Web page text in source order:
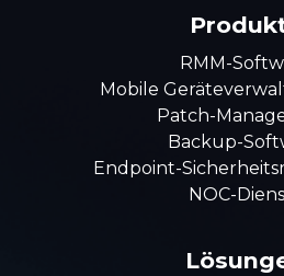
RMM-
Mobile
Patch-
Backup-
Endpoint-
NOC-